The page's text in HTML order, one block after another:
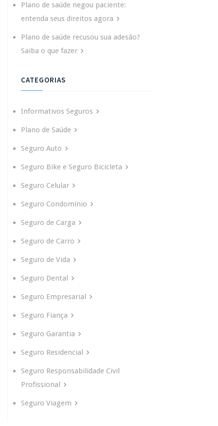
Plano de saúde negou paciente:
entenda seus direitos agora
Plano de saúde recusou sua adesão?
Saiba o que fazer
CATEGORIAS
Informativos Seguros
Plano de Saúde
Seguro Auto
Seguro Bike e Seguro Bicicleta
Seguro Celular
Seguro Condomínio
Seguro de Carga
Seguro de Carro
Seguro de Vida
Seguro Dental
Seguro Empresarial
Seguro Fiança
Seguro Garantia
Seguro Residencial
Seguro Responsabilidade Civil
Profissional
Seguro Viagem